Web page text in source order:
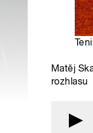
Matěj
rozhlasu